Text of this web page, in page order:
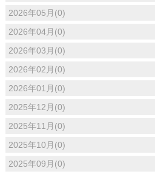
2026年05月(0)
2026年04月(0)
2026年03月(0)
2026年02月(0)
2026年01月(0)
2025年12月(0)
2025年11月(0)
2025年10月(0)
2025年09月(0)